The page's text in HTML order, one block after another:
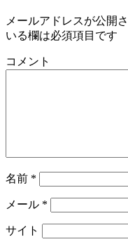
メールアドレスが公開
いる欄は必須項目です
コメント
名前 *
メール *
サイト